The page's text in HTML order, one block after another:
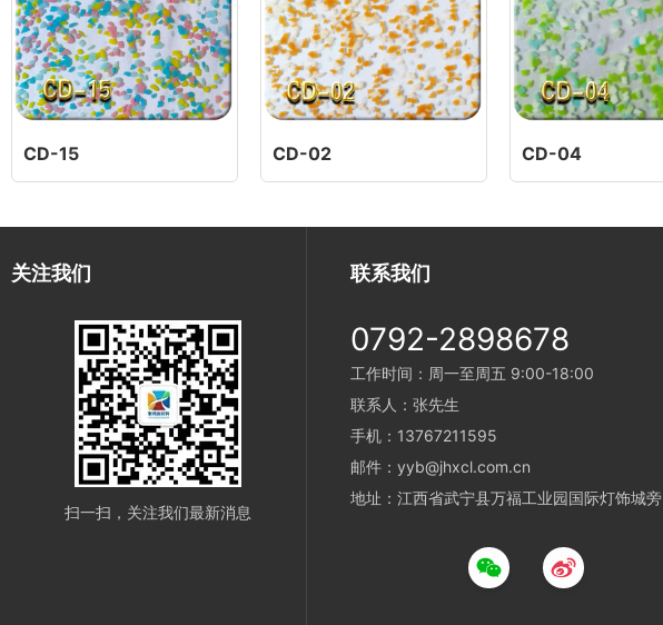
CD-15 CD-02 CD-04
关注我们
扫一扫，关注我们最新消息
联系我们
0792-2898678
工作时间：周一至周五 9:00-18:00
联系人：张先生
手机：13767211595
邮件：yyb@jhxcl.com.cn
地址：江西省武宁县万福工业园国际灯饰城旁